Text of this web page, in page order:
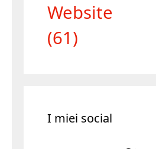
Website
(61)
I miei social